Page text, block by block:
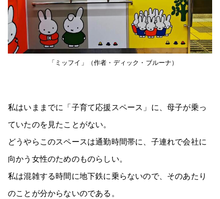
「ミッフイ」（作者・ディック・ブルーナ）
私はいままでに「子育て応援スペース」に、母子が乗っ
ていたのを見たことがない。
どうやらこのスペースは通勤時間帯に、子連れで会社に
向かう女性のためのものらしい。
私は混雑する時間に地下鉄に乗らないので、そのあたり
のことが分からないのである。